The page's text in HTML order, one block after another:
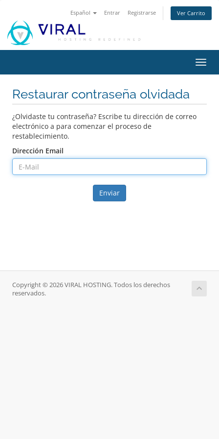
Español Entrar Registrarse Ver Carrito
Restaurar contraseña olvidada
¿Olvidaste tu contraseña? Escribe tu dirección de correo
electrónico a para comenzar el proceso de
restablecimiento.
Dirección Email
Enviar
Copyright © 2026 VIRAL HOSTING. Todos los derechos
reservados.